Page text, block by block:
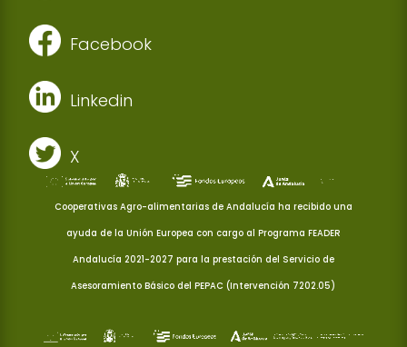
Facebook
Linkedin
X
Cooperativas Agro-alimentarias de Andalucía ha recibido una
ayuda de la Unión Europea con cargo al Programa FEADER
Andalucía 2021-2027 para la prestación del Servicio de
Asesoramiento Básico del PEPAC (Intervención 7202.05)